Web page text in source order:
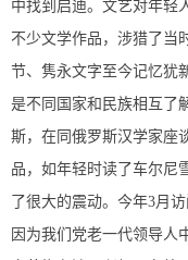
中找到启迪。文艺对年轻
不少文学作品，涉猎了当
节、隽永文字至今记忆犹
是不同国家和民族相互了
斯，在同俄罗斯汉学家座
品，如年轻时读了车尔尼
了很大的震动。今年3月
因为我们党老一代领导人